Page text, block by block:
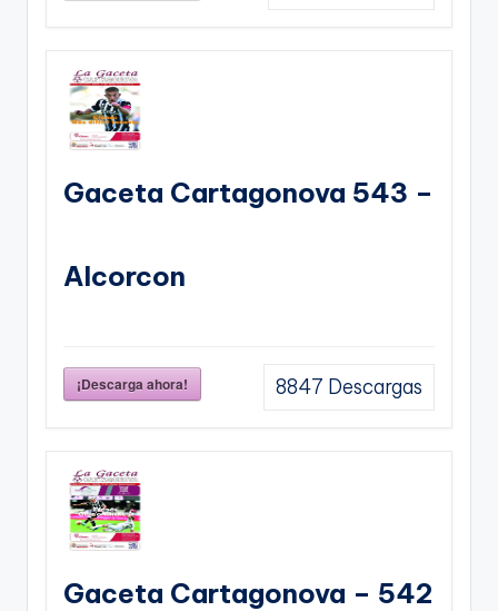
Gaceta Cartagonova 543 –
Alcorcon
¡Descarga ahora! 8847 Descargas
Gaceta Cartagonova – 542